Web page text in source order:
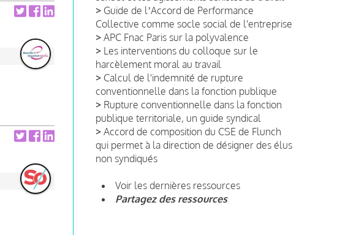
> Guide de lʼAccord de Performance
Collective comme socle social de l'entreprise
> APC Fnac Paris sur la polyvalence
> Les interventions du colloque sur le
harcèlement moral au travail
> Calcul de l'indemnité de rupture
conventionnelle dans la fonction publique
> Rupture conventionnelle dans la fonction
publique territoriale, un guide syndical
> Accord de composition du CSE de Flunch
qui permet à la direction de désigner des élus
non syndiqués
Voir les dernières ressources
Partagez des ressources